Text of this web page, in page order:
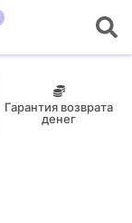
Гарантия возврата
денег